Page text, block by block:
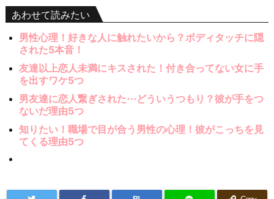
あわせて読みたい
男性心理！好きな人に触れたいから？ボディタッチに隠
された5本音！
友達以上恋人未満にキスされた！付き合ってない女に手
を出すワケ5つ
男友達に恋人繋ぎされた⋯どういうつもり？彼が手をつ
ないだ理由5つ
知りたい！職場で目が合う男性の心理！彼がこっちを見
てくる理由5つ